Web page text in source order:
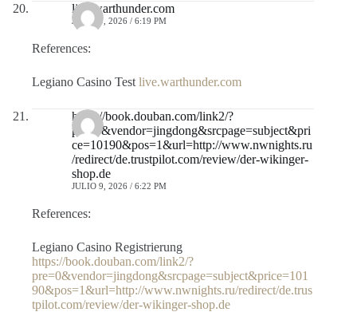
live.warthunder.com
JULIO 9, 2026 / 6:19 PM
References:
Legiano Casino Test live.warthunder.com
https://book.douban.com/link2/?
pre=0&vendor=jingdong&srcpage=subject&pri
ce=10190&pos=1&url=http://www.nwnights.ru
/redirect/de.trustpilot.com/review/der-wikinger-
shop.de
JULIO 9, 2026 / 6:22 PM
References:
Legiano Casino Registrierung
https://book.douban.com/link2/?
pre=0&vendor=jingdong&srcpage=subject&price=101
90&pos=1&url=http://www.nwnights.ru/redirect/de.trus
tpilot.com/review/der-wikinger-shop.de